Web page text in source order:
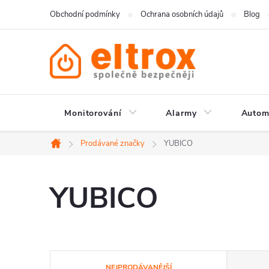
Obchodní podmínky Ochrana osobních údajů Blog
Monitorování Alarmy
Domů
Prodávané značky YUBICO
YUBICO